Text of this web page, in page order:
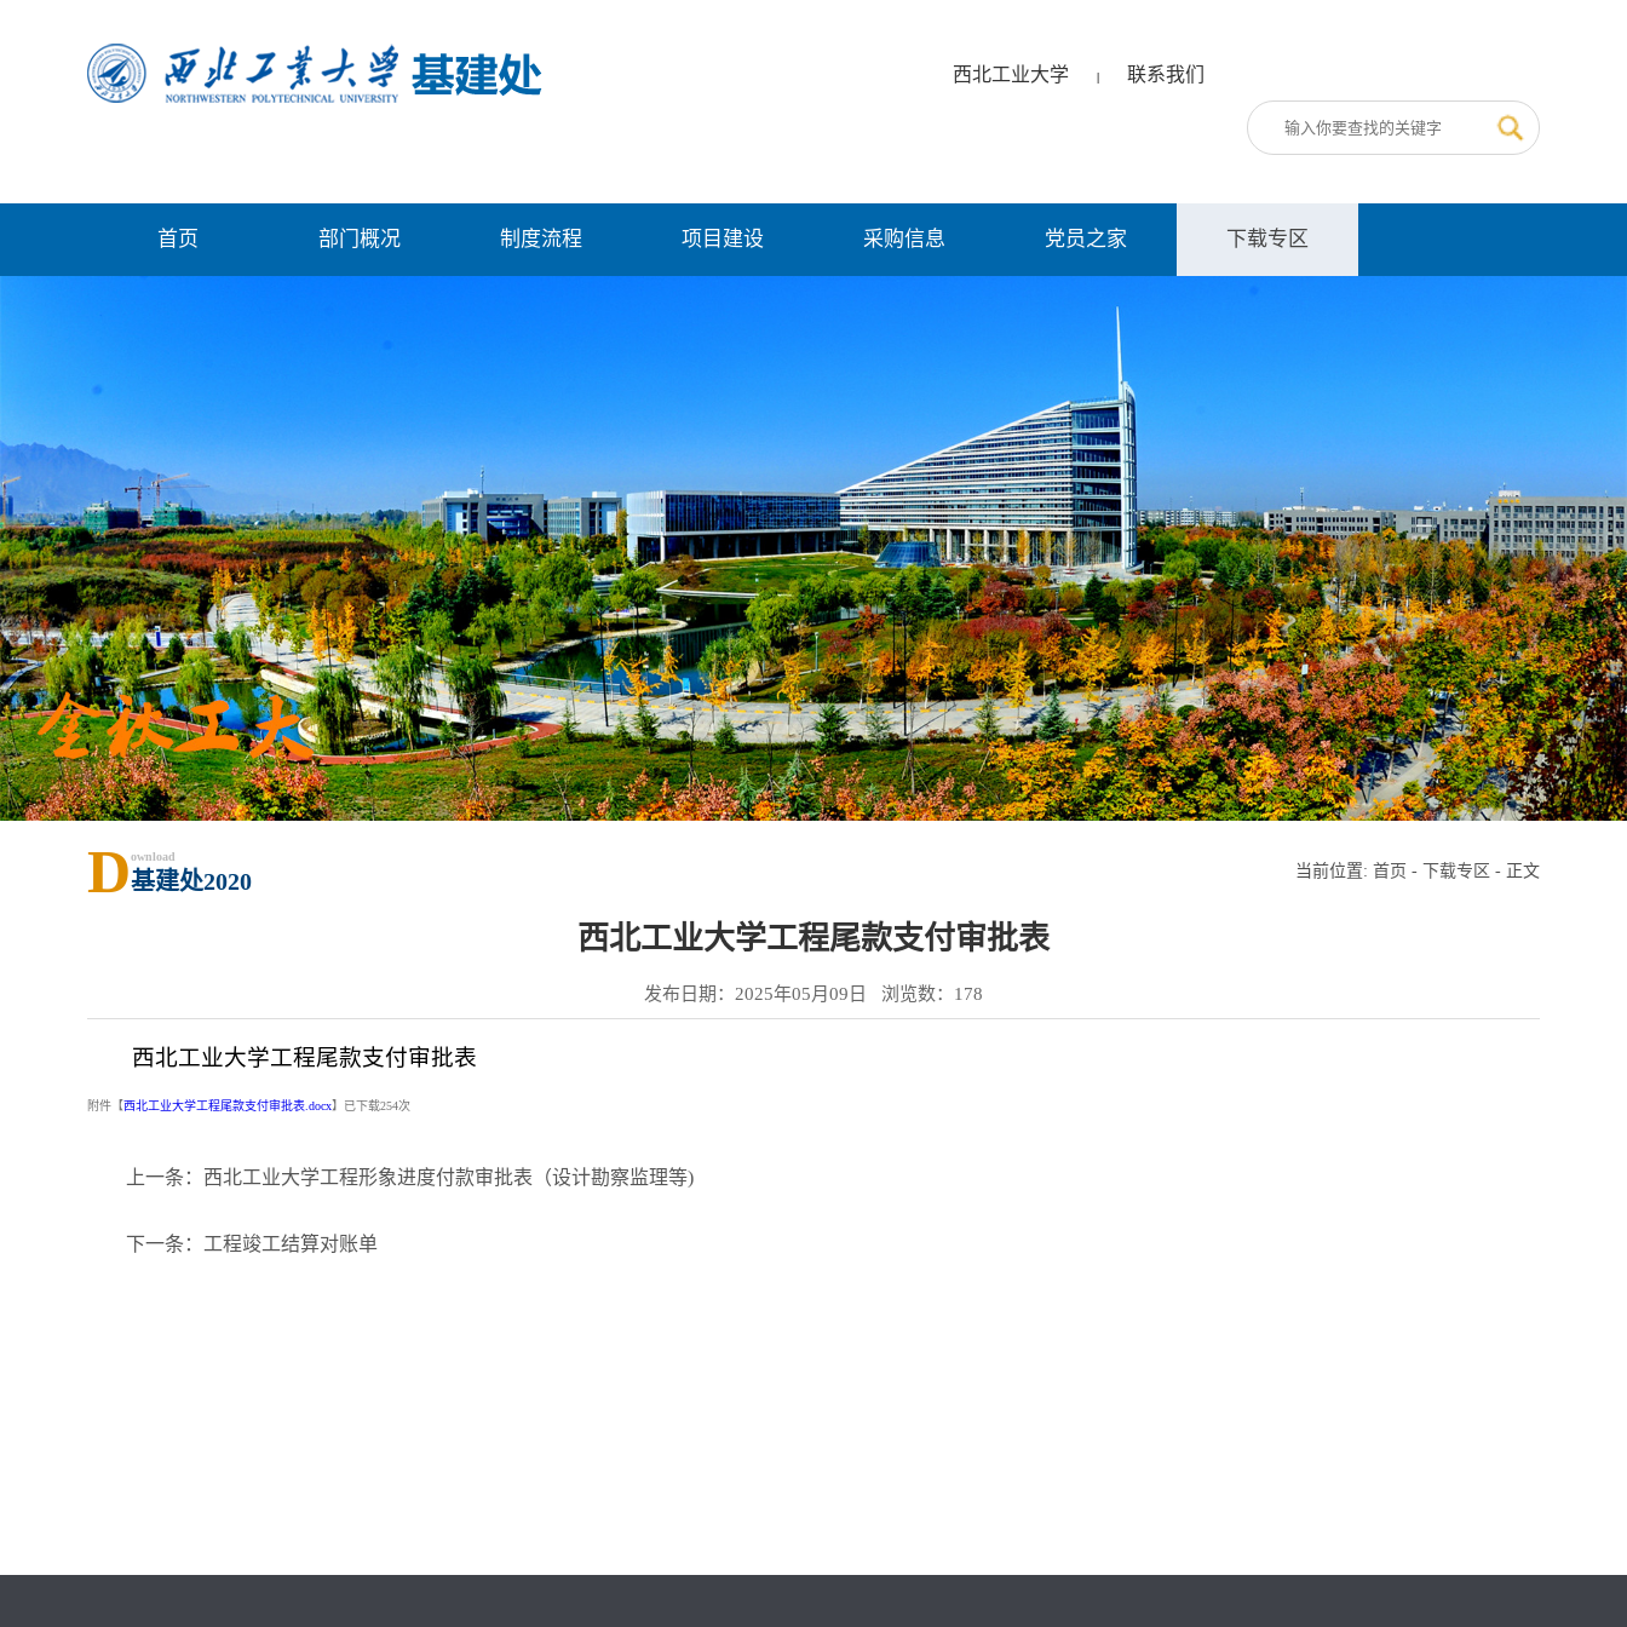
西北工业大学 | 联系我们
首页 部门概况 制度流程 项目建设 采购信息 党员之家 下载专区
Download
基建处2020 当前位置: 首页 - 下载专区 - 正文
西北工业大学工程尾款支付审批表
发布日期：2025年05月09日 浏览数： 178
西北工业大学工程尾款支付审批表
附件【西北工业大学工程尾款支付审批表.docx】已下载254次
上一条：西北工业大学工程形象进度付款审批表（设计勘察监理等)
下一条：工程竣工结算对账单